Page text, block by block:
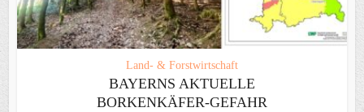
Land- & Forstwirtschaft
BAYERNS AKTUELLE
BORKENKÄFER-GEFAHR